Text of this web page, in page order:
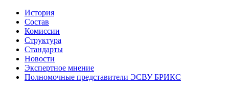
История
Состав
Комиссии
Структура
Стандарты
Новости
Экспертное мнение
Полномочные представители ЭСВУ БРИКС